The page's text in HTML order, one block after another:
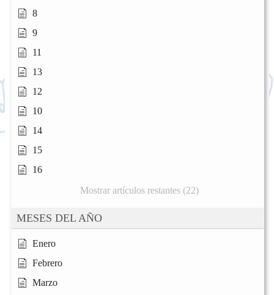
8
9
11
13
12
10
14
15
16
Mostrar artículos restantes (22)
MESES DEL AÑO
Enero
Febrero
Marzo